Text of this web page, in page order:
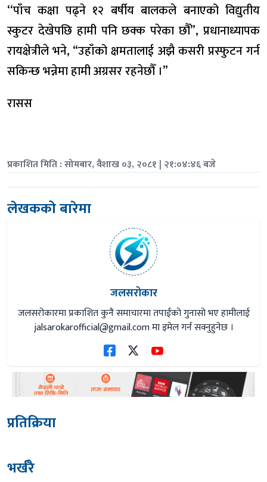
‘‘पाँच कक्षा पढ्ने १२ बर्षीय बालकले बनाएको विद्युतीय
स्कुटर देखेपछि हामी पनि छक्क परेका छौँ”, प्रधानाध्यापक
रायक्षेत्रीले भने, “उहाँको क्षमतालाई अझै कसरी प्रस्फुटन गर्न
सकिन्छ भन्नेमा हामी अग्रसर रहनेछौँ ।”
रासस
प्रकाशित मिति : सोमबार, वैशाख ०३, २०८१ | २१:०४:४६ बजे
लेखकको बारेमा
जलसरोकार
जलसरोकारमा प्रकाशित कुनै समाचारमा तपाईंको गुनासो भए हामीलाई
jalsarokarofficial@gmail.comमा इमेल गर्न सक्नुहुनेछ ।
प्रतिक्रिया
भर्खरै